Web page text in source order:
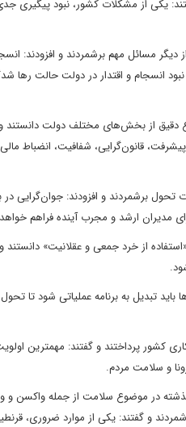
یکی از مشکلات کشور، نبود پیگیری
از دیگر مسائل مهم برشمردند و افزودند:
نبود انسجام و اقتدار در دولت حالت رها
دقیق از بخش‌های مختلف دولت دانستند
قانون‌گرایی، شفافیت، انضباط
تحول برشمردند و افزودند:
مدیران ارشد و مجرب آینده فراهم
از خرد جمعی و عقلانیت»
باید تبدیل به برنامه عملیاتی شود تا
کشور پرداختند و گفتند: مهمترین
و سلامت مردم.
در موضوع سلامت از جمله واکسن و
و گفتند: یکی از موارد ضروری،